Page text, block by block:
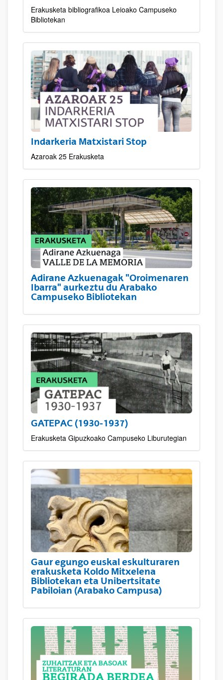
Erakusketa bibliografikoa Leioako Campuseko
Bibliotekan
Indarkeria Matxistari Stop
Azaroak 25 Erakusketa
Adirane Azkuenagak "Oroimenaren
Ibarra" aurkeztu du Arabako
Campuseko Bibliotekan
GATEPAC (1930-1937)
Erakusketa Gipuzkoako Campuseko Liburutegian
Gaur egungo euskal eskulturaren
erakusketa Koldo Mitxelena
Bibliotekan eta Unibertsitate
Pabiloian (Arabako Campusa)